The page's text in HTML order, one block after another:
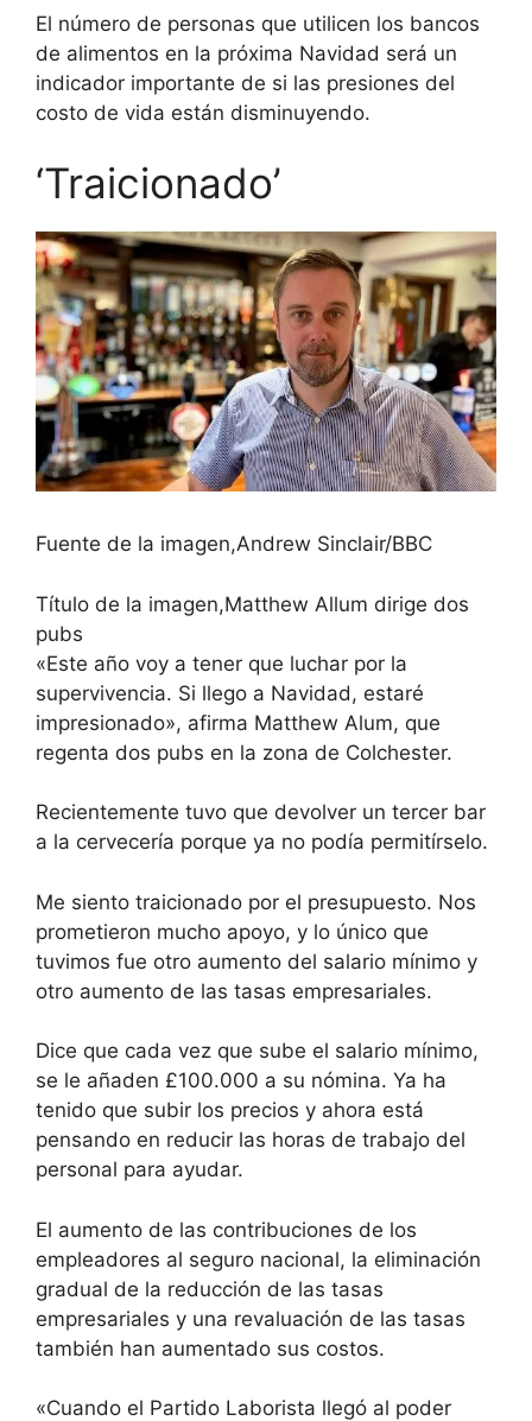
El número de personas que utilicen los bancos
de alimentos en la próxima Navidad será un
indicador importante de si las presiones del
costo de vida están disminuyendo.
‘Traicionado’
Fuente de la imagen,Andrew Sinclair/BBC
Título de la imagen,Matthew Allum dirige dos
pubs
«Este año voy a tener que luchar por la
supervivencia. Si llego a Navidad, estaré
impresionado», afirma Matthew Alum, que
regenta dos pubs en la zona de Colchester.
Recientemente tuvo que devolver un tercer bar
a la cervecería porque ya no podía permitírselo.
Me siento traicionado por el presupuesto. Nos
prometieron mucho apoyo, y lo único que
tuvimos fue otro aumento del salario mínimo y
otro aumento de las tasas empresariales.
Dice que cada vez que sube el salario mínimo,
se le añaden £100.000 a su nómina. Ya ha
tenido que subir los precios y ahora está
pensando en reducir las horas de trabajo del
personal para ayudar.
El aumento de las contribuciones de los
empleadores al seguro nacional, la eliminación
gradual de la reducción de las tasas
empresariales y una revaluación de las tasas
también han aumentado sus costos.
«Cuando el Partido Laborista llegó al poder